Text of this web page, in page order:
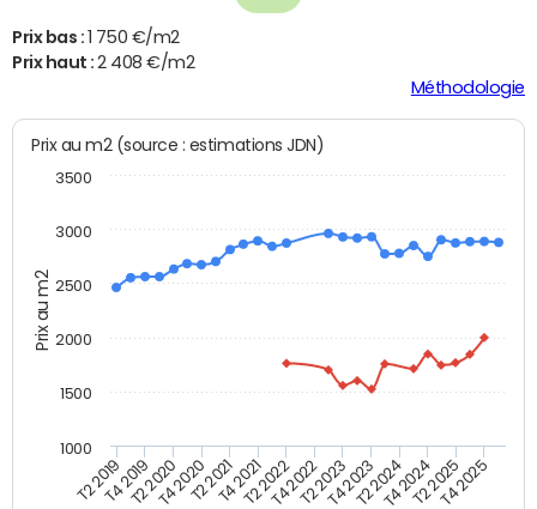
Prix bas : 1 750 €/m2
Prix haut :2 408 €/m2
Méthodologie
Prix au m2
Prix au m2 (source : estimations JDN)
T2 2019T4 2019T2 2020T4 2020T2 2021T4 2021T2 2022T4 2022T2 2023T4 2023T2 2024T4 2024T2 2025T4 2025
1000
1500
2000
2500
3000
3500